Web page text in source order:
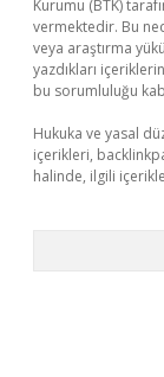
Kurumu (BTK)
vermektedir. Bu
veya araştırma
yazdıkları
bu sorumluluğu
Hukuka ve yasal
içerikleri,
halinde, ilgili